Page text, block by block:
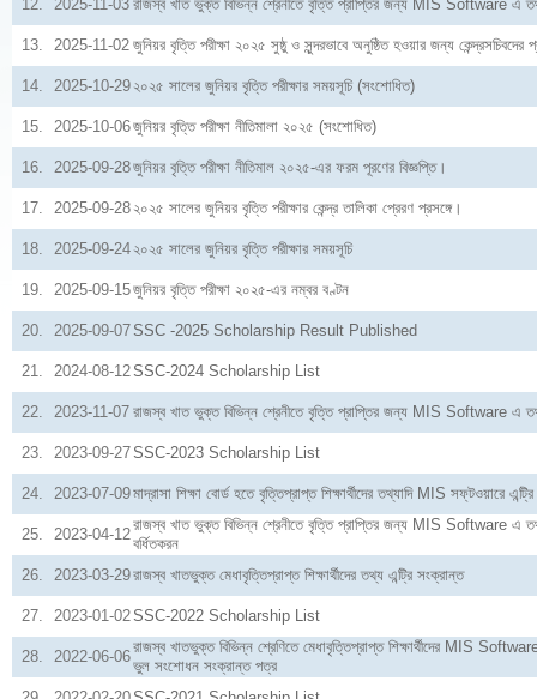
12.
2025-11-03 রাজস্ব খাত ভুক্ত বিভিন্ন শ্রেনীতে বৃত্তি প্রাপ্তির জন্য MIS Software এ
13. 2025-11-02 জুনিয়র বৃত্তি পরীক্ষা ২০২৫ সুষ্ঠু ও সুন্দরভাবে অনুষ্ঠিত হওয়ার জন্য কেন্দ্রসচিবদের
14. 2025-10-29 ২০২৫ সালের জুনিয়র বৃত্তি পরীক্ষার সময়সূচি (সংশোধিত)
15. 2025-10-06জুনিয়র বৃত্তি পরীক্ষা নীতিমালা ২০২৫ (সংশোধিত)
16. 2025-09-28জুনিয়র বৃত্তি পরীক্ষা নীতিমাল ২০২৫-এর ফরম পূরণের বিজ্ঞপ্তি।
17. 2025-09-28২০২৫ সালের জুনিয়র বৃত্তি পরীক্ষার কেন্দ্র তালিকা প্রেরণ প্রসঙ্গে।
18. 2025-09-24 ২০২৫ সালের জুনিয়র বৃত্তি পরীক্ষার সময়সূচি
19. 2025-09-15জুনিয়র বৃত্তি পরীক্ষা ২০২৫-এর নম্বর বণ্টন
20. 2025-09-07 SSC -2025 Scholarship Result Published
21. 2024-08-12SSC-2024 Scholarship List
22. 2023-11-07 রাজস্ব খাত ভুক্ত বিভিন্ন শ্রেনীতে বৃত্তি প্রাপ্তির জন্য MIS Software এ
23. 2023-09-27SSC-2023 Scholarship List
24. 2023-07-09মাদ্রাসা শিক্ষা বোর্ড হতে বৃত্তিপ্রাপ্ত শিক্ষার্থীদের তথ্যাদি MIS সফ্‌টওয়ারে
25. 2023-04-12
রাজস্ব খাত ভুক্ত বিভিন্ন শ্রেনীতে বৃত্তি প্রাপ্তির জন্য MIS Software এ
বর্ধিতকরন
26.
2023-03-29রাজস্ব খাতভুক্ত মেধাবৃত্তিপ্রাপ্ত শিক্ষার্থীদের তথ্য এন্ট্রি সংক্রান্ত
27. 2023-01-02SSC-2022 Scholarship List
28. 2022-06-06
রাজস্ব খাতভুক্ত বিভিন্ন শ্রেণিতে মেধাবৃত্তিপ্রাপ্ত শিক্ষার্থীদের MIS
ভুল সংশোধন সংক্রান্ত পত্র